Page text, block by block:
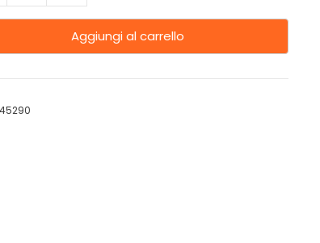
Aggiungi al carrello